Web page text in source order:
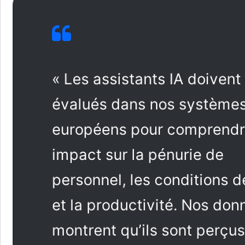
« Les assistants IA doivent
évalués dans nos
européens pour
impact sur la pénurie de
personnel, les conditions
et la productivité. Nos
montrent qu’ils sont perçus